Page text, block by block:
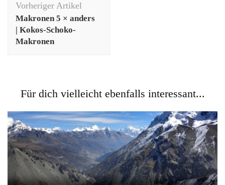
Vorheriger Artikel
Makronen 5 × anders
| Kokos-Schoko-
Makronen
Für dich vielleicht ebenfalls interessant...